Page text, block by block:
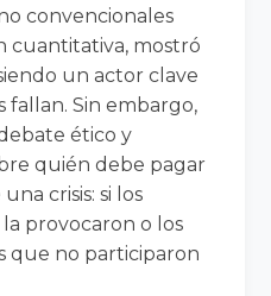
convencionales
cuantitativa, mostró
un actor clave
fallan. Sin embargo,
ético y
quién debe pagar
crisis: si los
provocaron o los
que no participaron